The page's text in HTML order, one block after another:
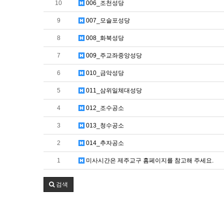
10 006_조천성당
9 007_모슬포성당
8 008_화북성당
7 009_주교좌중앙성당
6 010_금악성당
5 011_삼위일체대성당
4 012_조수공소
3 013_청수공소
2 014_추자공소
1 미사시간은 제주교구 홈페이지를 참고해 주세요.
검색